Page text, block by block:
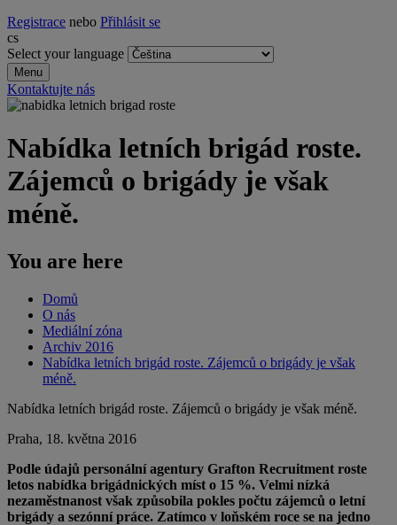
Registrace nebo Přihlásit se
cs
Select your language
Menu
Kontaktujte nás
Nabídka letních brigád roste.
Zájemců o brigády je však
méně.
You are here
Domů
O nás
Mediální zóna
Archiv 2016
Nabídka letních brigád roste. Zájemců o brigády je však
méně.
Nabídka letních brigád roste. Zájemců o brigády je však méně.
Praha, 18. května 2016
Podle údajů personální agentury Grafton Recruitment roste
letos nabídka brigádnických míst o 15 %. Velmi nízká
nezaměstnanost však způsobila pokles počtu zájemců o letní
brigády a sezónní práce. Zatímco v loňském roce se na jedno